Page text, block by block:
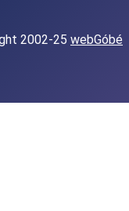
2002-25 webGóbé